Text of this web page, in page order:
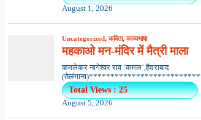
August 1, 2026
Uncategorized,कविता,काव्यभाषा
महकाओ मन-मंदिर में मैत्री माला
कमलेकर नागेश्वर राव ‘कमल’,हैदराबाद
Total Views : 25
August 5, 2026